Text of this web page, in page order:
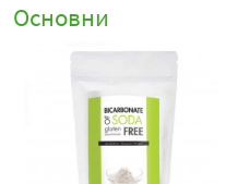
Основни